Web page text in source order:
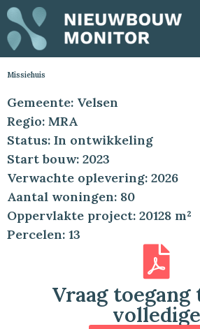
Missiehuis
Gemeente: Velsen
Regio: MRA
Status: In ontwikkeling
Start bouw: 2023
Verwachte oplevering: 2026
Aantal woningen: 80
Oppervlakte project: 20128 m²
Percelen: 13
Vraag
volledige